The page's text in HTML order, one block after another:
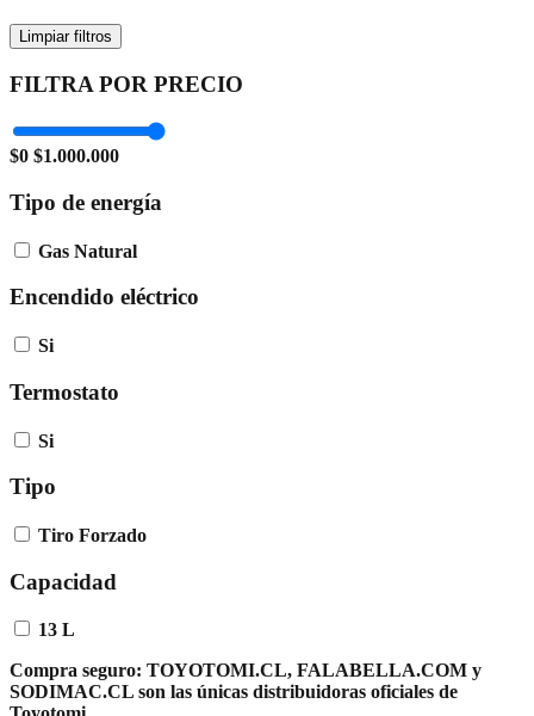
Limpiar filtros
FILTRA POR PRECIO
$0 $1.000.000
Tipo de energía
Gas Natural
Encendido eléctrico
Si
Termostato
Si
Tipo
Tiro Forzado
Capacidad
13 L
Compra seguro: TOYOTOMI.CL, FALABELLA.COM y
SODIMAC.CL son las únicas distribuidoras oficiales de